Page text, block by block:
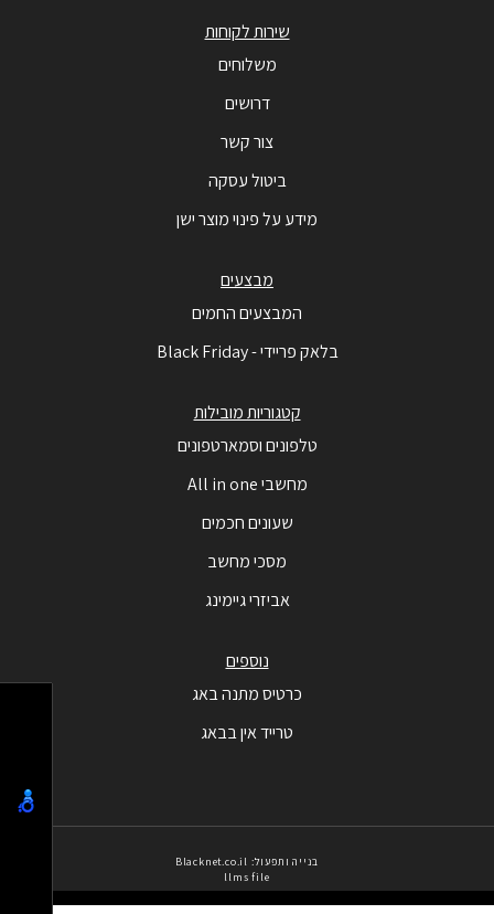
שירות לקוחות
משלוחים
דרושים
צור קשר
ביטול עסקה
מידע על פינוי מוצר ישן
מבצעים
המבצעים החמים
בלאק פריידי - Black Friday
קטגוריות מובילות
טלפונים וסמארטפונים
מחשבי All in one
שעונים חכמים
מסכי מחשב
אביזרי גיימינג
נוספים
כרטיס מתנה באג
טרייד אין בבאג
בנייה ותפעול: Blacknet.co.il
llms file